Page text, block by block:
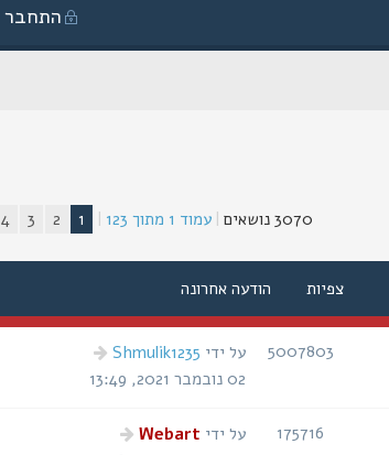
התחבר
3070 נושאים | עמוד 1 מתוך 123
|
1
2
3
4
צפיות הודעה אחרונה
5007803
הודעה
אחרונה
על ידי Shmulik1235
02 נובמבר 2021, 13:49
175716
הודעה
על ידי Webart